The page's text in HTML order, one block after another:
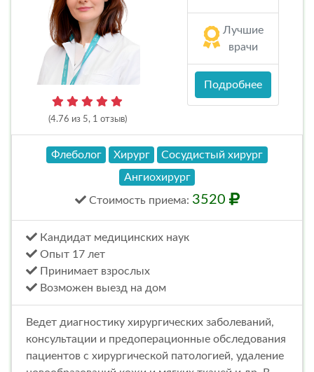
(4.76 из 5, 1 отзыв)
Лучшие
врачи
Подробнее
Флеболог Хирург
Сосудистый хирург
Ангиохирург
Стоимость приема: 3520
Кандидат медицинских наук
Опыт 17 лет
Принимает взрослых
Возможен выезд на дом
Ведет диагностику хирургических заболеваний,
консультации и предоперационные обследования
пациентов с хирургической патологией, удаление